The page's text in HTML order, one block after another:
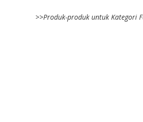
>>Produk-produk untuk Kategori